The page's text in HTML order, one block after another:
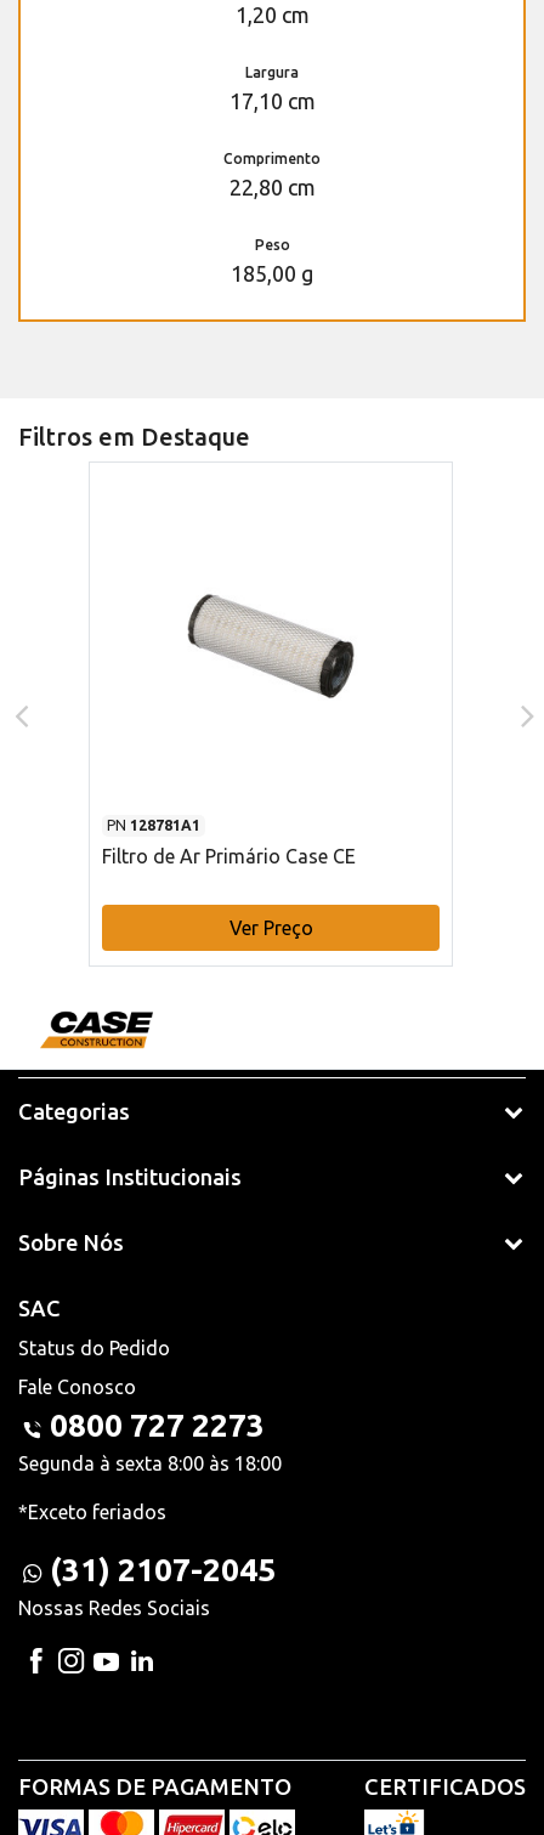
1,20 cm
Largura
17,10 cm
Comprimento
22,80 cm
Peso
185,00 g
Filtros em Destaque
PN 128781A1
Filtro de Ar Primário Case CE
Ver Preço
Categorias
Páginas Institucionais
Sobre Nós
SAC
Status do Pedido
Fale Conosco
0800 727 2273
Segunda à sexta 8:00 às 18:00
*Exceto feriados
(31) 2107-2045
Nossas Redes Sociais
FORMAS DE PAGAMENTO CERTIFICADOS